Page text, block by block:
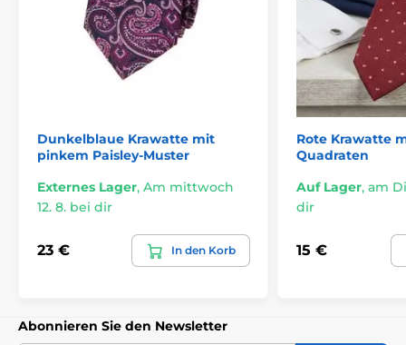
Dunkelblaue Krawatte mit
pinkem Paisley-Muster
Externes Lager, Am mittwoch
12. 8. bei dir
23 € In den Korb
Rote Krawatte
Quadraten
Auf Lager, am
dir
15 €
Abonnieren Sie den Newsletter